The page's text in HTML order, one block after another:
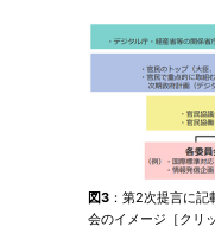
図3 ：第2次提言に
会のイメージ［クリ